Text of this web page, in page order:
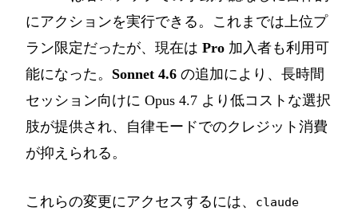
にアクションを実行できる。これまでは上位プ
ラン限定だったが、現在は Pro 加入者も利用可
能になった。 Sonnet 4.6 の追加により、長時間
セッション向けに Opus 4.7 より低コストな選択
肢が提供され、自律モードでのクレジット消費
が抑えられる。
これらの変更にアクセスするには、
claude